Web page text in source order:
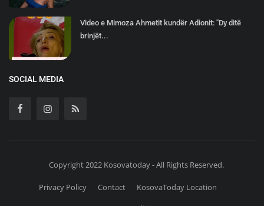
Video e Mimoza Ahmetit kundër Adionit: "Dy ditë
brinjët...
SOCIAL MEDIA
Copyright 2022 Kosovatoday - All Rights Reserved.
Privacy Policy Contact
KosovaToday Location